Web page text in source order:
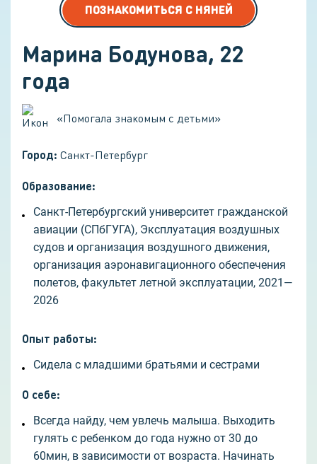
ПОЗНАКОМИТЬСЯ С НЯНЕЙ
Марина Бодунова, 22
года
«Помогала знакомым с детьми»
Город: Санкт-Петербург
Образование:
Санкт-Петербургский университет гражданской
авиации (СПбГУГА), Эксплуатация воздушных
судов и организация воздушного движения,
организация аэронавигационного обеспечения
полетов, факультет летной эксплуатации, 2021—
2026
Опыт работы:
Сидела с младшими братьями и сестрами
О себе:
Всегда найду, чем увлечь малыша. Выходить
гулять с ребенком до года нужно от 30 до
60мин, в зависимости от возраста. Начинать